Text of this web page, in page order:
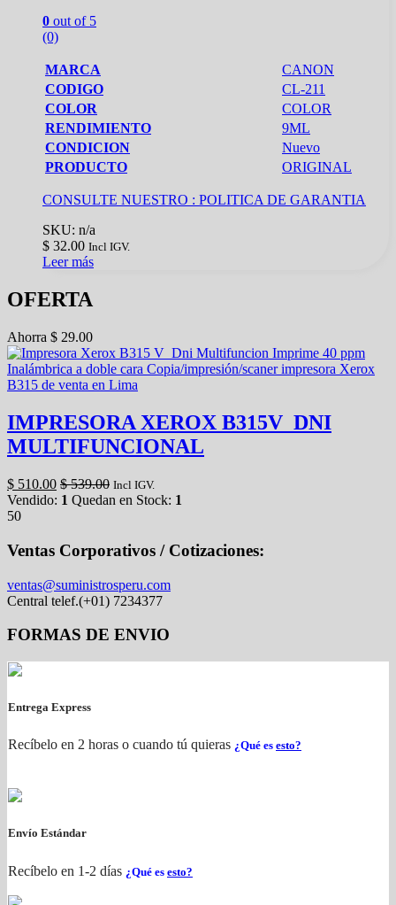
0 out of 5
(0)
MARCA
CANON
CODIGO
CL-211
COLOR
COLOR
RENDIMIENTO
9ML
CONDICION
Nuevo
PRODUCTO
ORIGINAL
CONSULTE NUESTRO : POLITICA DE GARANTIA
SKU: n/a
$ 32.00 Incl IGV.
Leer más
OFERTA
Ahorra $ 29.00
IMPRESORA XEROX B315V_DNI
MULTIFUNCIONAL
$ 510.00 $539.00 Incl IGV.
Vendido: 1 Quedan en Stock: 1
50
Ventas Corporativos / Cotizaciones:
ventas@suministrosperu.com
Central telef.(+01) 7234377
FORMAS DE ENVIO
Entrega Express
Recíbelo en 2 horas o cuando tú quieras ¿Qué es esto?
Envío Estándar
Recíbelo en 1-2 días ¿Qué es esto?